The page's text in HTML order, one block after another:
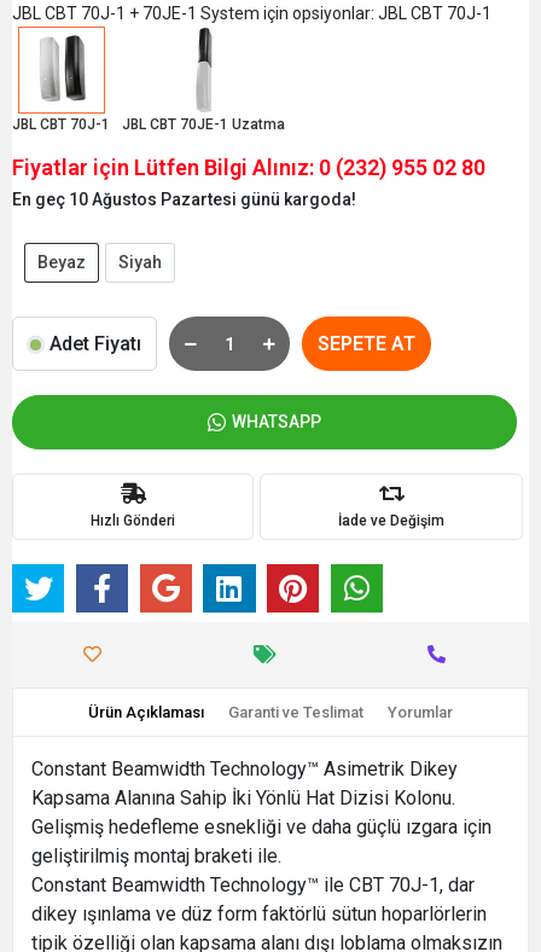
JBL CBT 70J-1 + 70JE-1 System için opsiyonlar: JBL CBT 70J-1
JBL CBT 70J-1 JBL CBT 70JE-1 Uzatma
Fiyatlar için Lütfen Bilgi Alınız: 0 (232) 955 02 80
En geç 10 Ağustos Pazartesi günü kargoda!
Beyaz Siyah
Adet Fiyatı SEPETE AT
WHATSAPP
Hızlı Gönderi İade ve Değişim
Ürün Açıklaması Garanti ve Teslimat Yorumlar
Constant Beamwidth Technology™ Asimetrik Dikey
Kapsama Alanına Sahip İki Yönlü Hat Dizisi Kolonu.
Gelişmiş hedefleme esnekliği ve daha güçlü ızgara için
geliştirilmiş montaj braketi ile.
Constant Beamwidth Technology™ ile CBT 70J-1, dar
dikey ışınlama ve düz form faktörlü sütun hoparlörlerin
tipik özelliği olan kapsama alanı dışı loblama olmaksızın